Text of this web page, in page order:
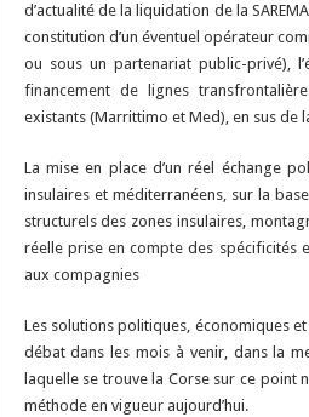
d’actualité de la liquidation de la
constitution d’un éventuel opérateur
ou sous un partenariat public-privé),
financement de lignes
existants (Marrittimo et Med), en sus de
La mise en place d’un réel échange
insulaires et méditerranéens, sur la
structurels des zones insulaires,
réelle prise en compte des spécificités
aux compagnies
Les solutions politiques, économiques
débat dans les mois à venir, dans la
laquelle se trouve la Corse sur ce point
méthode en vigueur aujourd’hui.